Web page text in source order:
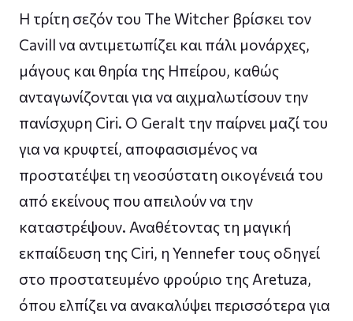
Η τρίτη σεζόν του The Witcher βρίσκει τον
Cavill να αντιμετωπίζει και πάλι μονάρχες,
μάγους και θηρία της Ηπείρου, καθώς
ανταγωνίζονται για να αιχμαλωτίσουν την
πανίσχυρη Ciri. Ο Geralt την παίρνει μαζί του
για να κρυφτεί, αποφασισμένος να
προστατέψει τη νεοσύστατη οικογένειά του
από εκείνους που απειλούν να την
καταστρέψουν. Αναθέτοντας τη μαγική
εκπαίδευση της Ciri, η Yennefer τους οδηγεί
στο προστατευμένο φρούριο της Aretuza,
όπου ελπίζει να ανακαλύψει περισσότερα για